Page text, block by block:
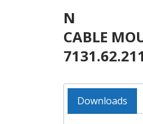
N
CABLE
Downloads